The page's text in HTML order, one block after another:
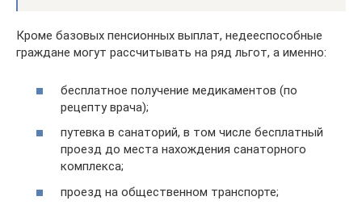
Кроме базовых пенсионных выплат, недееспособные
граждане могут рассчитывать на ряд льгот, а именно:
бесплатное получение медикаментов (по
рецепту врача);
путевка в санаторий, в том числе бесплатный
проезд до места нахождения санаторного
комплекса;
проезд на общественном транспорте;